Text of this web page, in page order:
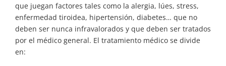
que juegan factores tales como la alergia, lúes, stress,
enfermedad tiroidea, hipertensión, diabetes… que no
deben ser nunca infravalorados y que deben ser tratados
por el médico general. El tratamiento médico se divide
en: